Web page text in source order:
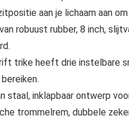
aan je lichaam aan
robuust rubber, 8 inch,
trike heeft drie instelbare
staal, inklapbaar ontwerp
trommelrem, dubbele